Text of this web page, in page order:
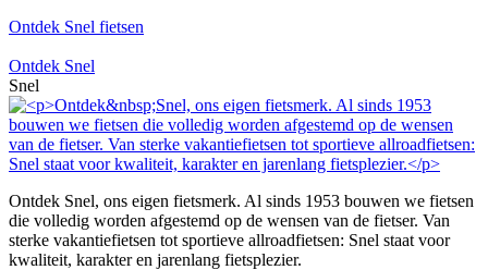
Ontdek Snel fietsen
Ontdek Snel
Snel
Ontdek Snel, ons eigen fietsmerk. Al sinds 1953 bouwen we fietsen
die volledig worden afgestemd op de wensen van de fietser. Van
sterke vakantiefietsen tot sportieve allroadfietsen: Snel staat voor
kwaliteit, karakter en jarenlang fietsplezier.